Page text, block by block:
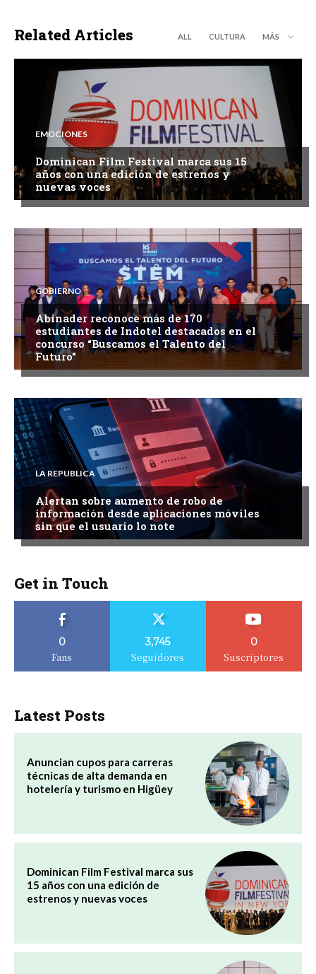
Related Articles ALL CULTURA MÁS
EMOCIONES
Dominican Film Festival marca sus 15
años con una edición de estrenos y
nuevas voces
GOBIERNO
Abinader reconoce más de 170
estudiantes de Indotel destacados en el
concurso “Buscamos el Talento del
Futuro”
LA REPUBLICA
Alertan sobre aumento de robo de
información desde aplicaciones móviles
sin que el usuario lo note
Get in Touch
0
Fans
3,745
Seguidores
0
Suscriptores
Latest Posts
Anuncian cupos para carreras
técnicas de alta demanda en
hotelería y turismo en Higüey
Dominican Film Festival marca sus
15 años con una edición de
estrenos y nuevas voces